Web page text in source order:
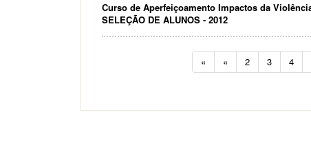
Curso de Aperfeiçoamento Impactos da
SELEÇÃO DE ALUNOS - 2012
« « 2 3 4